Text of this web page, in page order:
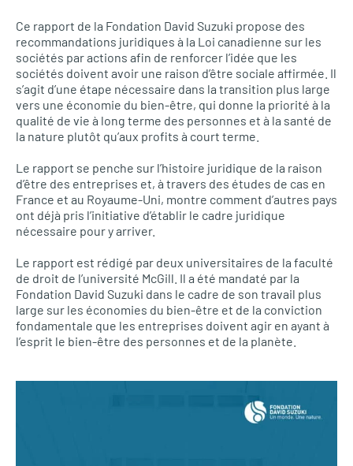
Ce rapport de la Fondation David Suzuki propose des
recommandations juridiques à la Loi canadienne sur les
sociétés par actions afin de renforcer l’idée que les
sociétés doivent avoir une raison d’être sociale affirmée. Il
s’agit d’une étape nécessaire dans la transition plus large
vers une économie du bien-être, qui donne la priorité à la
qualité de vie à long terme des personnes et à la santé de
la nature plutôt qu’aux profits à court terme.
Le rapport se penche sur l’histoire juridique de la raison
d’être des entreprises et, à travers des études de cas en
France et au Royaume-Uni, montre comment d’autres pays
ont déjà pris l’initiative d’établir le cadre juridique
nécessaire pour y arriver.
Le rapport est rédigé par deux universitaires de la faculté
de droit de l’université McGill. Il a été mandaté par la
Fondation David Suzuki dans le cadre de son travail plus
large sur les économies du bien-être et de la conviction
fondamentale que les entreprises doivent agir en ayant à
l’esprit le bien-être des personnes et de la planète.